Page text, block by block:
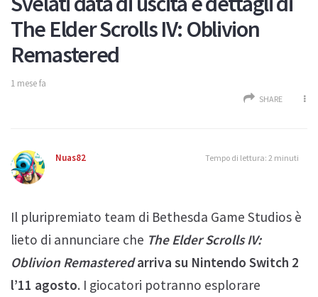
The Elder Scrolls IV: Oblivion
Remastered
1 mese fa
SHARE
Nuas82 Tempo di lettura: 2 minuti
Il pluripremiato team di Bethesda Game Studios è
lieto di annunciare che The Elder Scrolls IV:
Oblivion Remasteredarriva su Nintendo Switch 2
l’11 agosto. I giocatori potranno esplorare